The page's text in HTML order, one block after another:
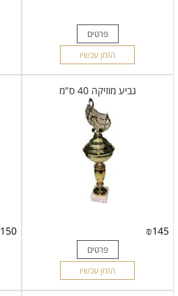
פרטים
הזמן עכשיו
גביע מוזיקה 40 ס"מ
₪145
פרטים
הזמן עכשיו
150